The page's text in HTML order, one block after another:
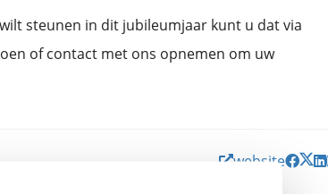
steunen in dit jubileumjaar kunt u dat via
of contact met ons opnemen om uw
website